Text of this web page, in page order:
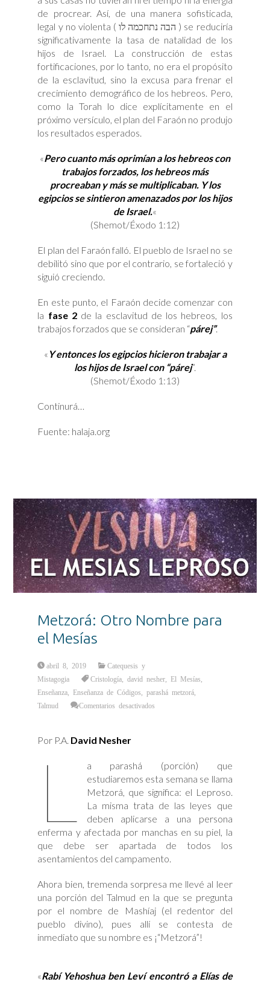
de procrear. Así, de una manera sofisticada,
legal y no violenta ( הבה נתחכמה לו ) se reduciría
significativamente la tasa de natalidad de los
hijos de Israel. La construcción de estas
fortificaciones, por lo tanto, no era el propósito
de la esclavitud, sino la excusa para frenar el
crecimiento demográfico de los hebreos. Pero,
como la Torah lo dice explícitamente en el
próximo versículo, el plan del Faraón no produjo
los resultados esperados.
«Pero cuanto más oprimían a los hebreos con
trabajos forzados, los hebreos más
procreaban y más se multiplicaban. Y los
egipcios se sintieron amenazados por los hijos
de Israel.«
(Shemot/Éxodo 1:12)
El plan del Faraón falló. El pueblo de Israel no se
debilitó sino que por el contrario, se fortaleció y
siguió creciendo.
En este punto, el Faraón decide comenzar con
la fase 2de la esclavitud de los hebreos, los
trabajos forzados que se consideran “párej”.
« Y entonces los egipcios hicieron trabajar a
los hijos de Israel con “párej”.
(Shemot/Éxodo 1:13)
Continurá…
Fuente: halaja.org
Metzorá: Otro Nombre para
el Mesías
abril 8, 2019
Catequesis y
Mistagogia
Cristología ,david nesher El Mesías
Enseñanza
Enseñanza de Códigos ,parashá metzorá
Talmud
Comentarios desactivados
Por P.A. David Nesher
L
a parashá (porción) que
estudiaremos esta semana se llama
Metzorá, que significa: el Leproso.
La misma trata de las leyes que
deben aplicarse a una persona
enferma y afectada por manchas en su piel, la
que debe ser apartada de todos los
asentamientos del campamento.
Ahora bien, tremenda sorpresa me llevé al leer
una porción del Talmud en la que se pregunta
por el nombre de Mashíaj (el redentor del
pueblo divino), pues allí se contesta de
inmediato que su nombre es ¡“Metzorá”!
«Rabí Yehoshua ben Leví encontró a Elías de